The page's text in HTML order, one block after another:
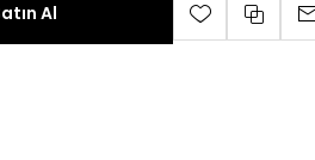
Al